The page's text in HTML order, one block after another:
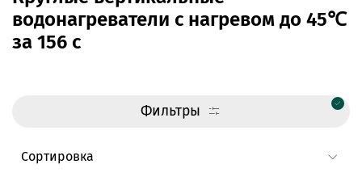
водонагреватели с нагревом до 45℃
за 156 с
Фильтры